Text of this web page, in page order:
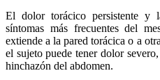
El dolor torácico persistente y
síntomas más frecuentes del
extiende a la pared torácica o a
el sujeto puede tener dolor
hinchazón del abdomen.